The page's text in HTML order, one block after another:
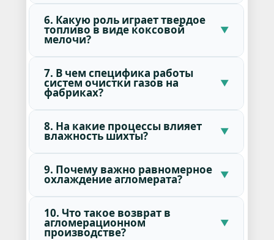
6. Какую роль играет твердое
топливо в виде коксовой
мелочи?
7. В чем специфика работы
систем очистки газов на
фабриках?
8. На какие процессы влияет
влажность шихты?
9. Почему важно равномерное
охлаждение агломерата?
10. Что такое возврат в
агломерационном
производстве?